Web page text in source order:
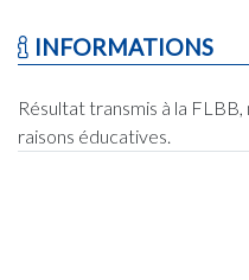
INFORMATIONS
Résultat transmis à la
raisons éducatives.